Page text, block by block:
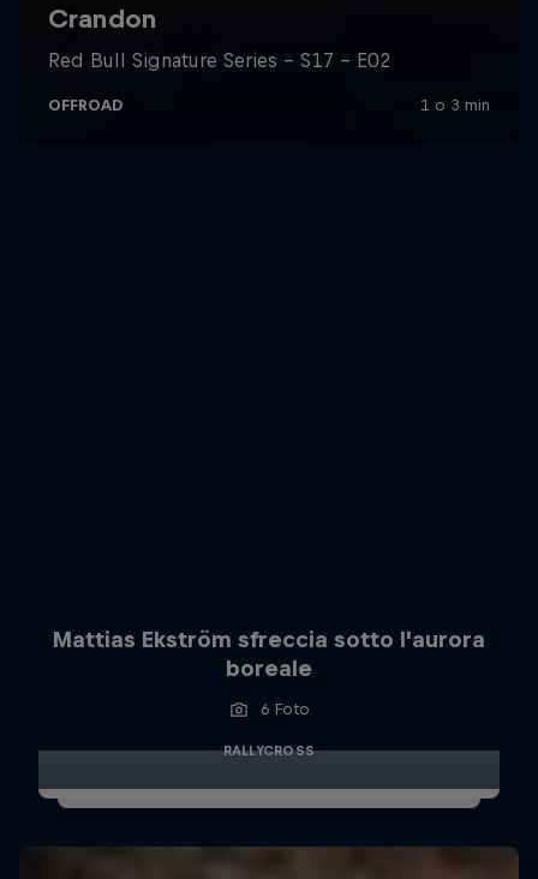
Mattias Ekström sfreccia sotto l'aurora
boreale
6 Foto
RALLYCROSS